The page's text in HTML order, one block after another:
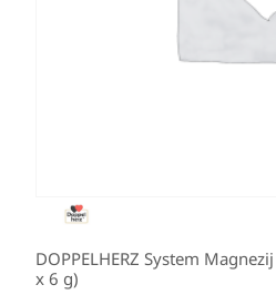
DOPPELHERZ System
x 6 g)